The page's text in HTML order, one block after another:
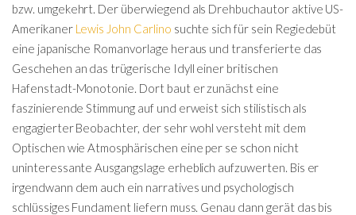
bzw. umgekehrt. Der überwiegend als Drehbuchautor aktive US-
Amerikaner Lewis John Carlino suchte sich für sein Regiedebüt
eine japanische Romanvorlage heraus und transferierte das
Geschehen an das trügerische Idyll einer britischen
Hafenstadt-Monotonie. Dort baut er zunächst eine
faszinierende Stimmung auf und erweist sich stilistisch als
engagierter Beobachter, der sehr wohl versteht mit dem
Optischen wie Atmosphärischen eine per se schon nicht
uninteressante Ausgangslage erheblich aufzuwerten. Bis er
irgendwann dem auch ein narratives und psychologisch
schlüssiges Fundament liefern muss. Genau dann gerät das bis